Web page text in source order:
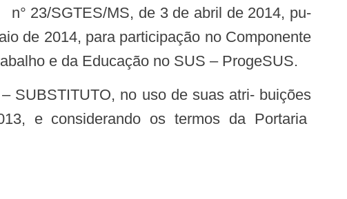
de 2014, para participação no Componente
e da Educação no SUS – ProgeSUS.
e considerando os termos da Portaria